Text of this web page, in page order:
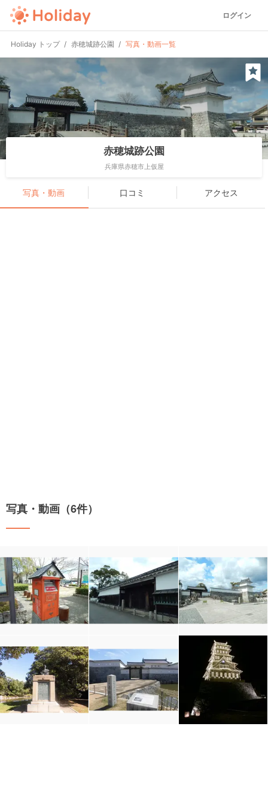
ログイン
Holiday トップ 赤穂城跡公園 写真・動画一覧
赤穂城跡公園
兵庫県赤穂市上仮屋
写真・動画 口コミ アクセス
写真・動画（6件）